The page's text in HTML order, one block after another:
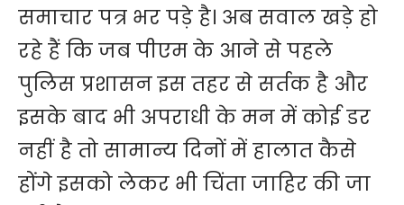
समाचार पत्र भर पड़े है। अब सवाल खड़े हो
रहे हैं कि जब पीएम के आने से पहले
पुलिस प्रशासन इस तहर से सर्तक है और
इसके बाद भी अपराधी के मन में कोई डर
नहीं है तो सामान्य दिनों में हालात ​कैसे
होंगे इसको लेकर भी चिंता जाहिर की जा